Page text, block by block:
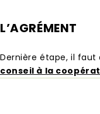
L’AGRÉMENT
Dernière étape, il faut
conseil à la